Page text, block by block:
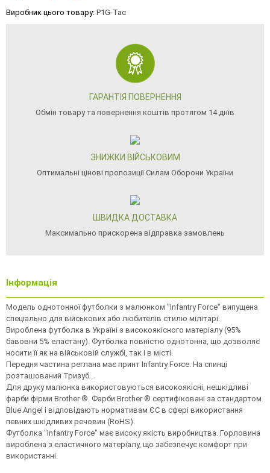
Виробник цього товару: P1G-Tac
ГАРАНТІЯ ПОВЕРНЕННЯ
Обмін товару та повернення коштів протягом 14 днів
ЗНИЖКИ ВІЙСЬКОВИМ
Оптимальні цінові пропозиції Силам Оборони України
ШВИДКА ДОСТАВКА
Максимально прискорена відправка замовлень
Інформація
Модель однотонної футболки з малюнком "Infantry Force" випущена
спеціально для військових або любителів стилю мілітарі.
Вироблена футболка в Україні з високоякісного матеріалу (95%
бавовни 5% еластану). Футболка повністю однотонна, що дозволяє
носити її як на військовій службі, так і в місті.
Передня частина реглана має принт Infantry Force. На спинці
розташований Тризуб .
Для друку малюнка використовуються високоякісні, нешкідливі
фарби фірми Brother ®. Фарби Brother ® сертифіковані за стандартом
Blue Angel і відповідають нормативам ЄС в сфері використання
певних шкідливих речовин (RoHS).
Футболка "Infantry Force" має високу якість виробництва. Горловина
вироблена з еластичного матеріалу, що забезпечує комфорт при
використанні.